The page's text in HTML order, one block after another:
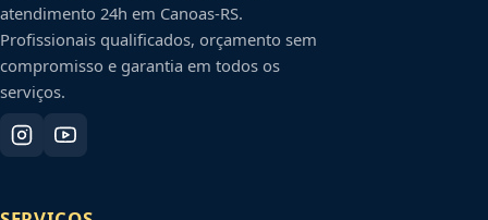
atendimento 24h em Canoas-RS.
Profissionais qualificados, orçamento sem
compromisso e garantia em todos os
serviços.